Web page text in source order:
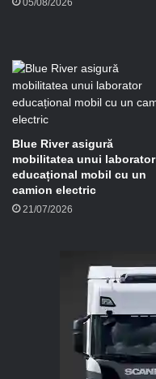
05/08/2026
Blue River asigură
mobilitatea unui laborator
educațional mobil cu un
camion electric
21/07/2026